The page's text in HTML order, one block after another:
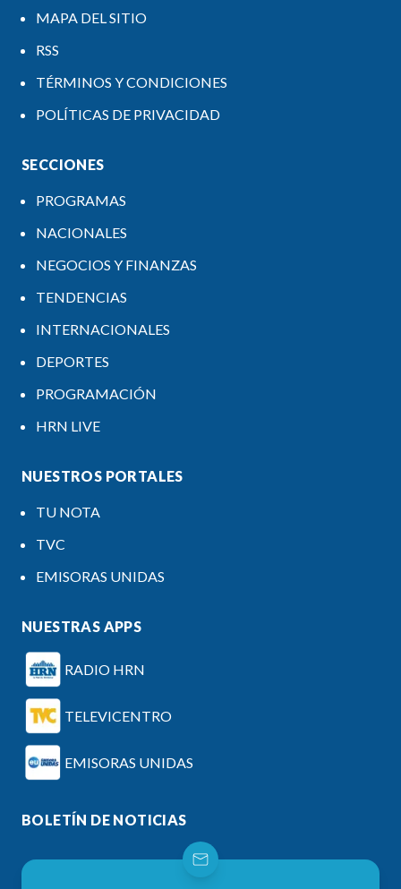
MAPA DEL SITIO
RSS
TÉRMINOS Y CONDICIONES
POLÍTICAS DE PRIVACIDAD
SECCIONES
PROGRAMAS
NACIONALES
NEGOCIOS Y FINANZAS
TENDENCIAS
INTERNACIONALES
DEPORTES
PROGRAMACIÓN
HRN LIVE
NUESTROS PORTALES
TU NOTA
TVC
EMISORAS UNIDAS
NUESTRAS APPS
RADIO HRN
TELEVICENTRO
EMISORAS UNIDAS
BOLETÍN DE NOTICIAS